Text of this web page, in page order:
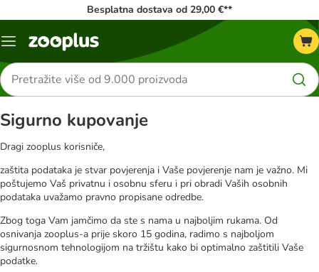
Besplatna dostava od 29,00 €**
Izbornik
Traži
proizvode
Sigurno kupovanje
Dragi zooplus korisniče,
zaštita podataka je stvar povjerenja i Vaše povjerenje nam je važno. Mi
poštujemo Vaš privatnu i osobnu sferu i pri obradi Vaših osobnih
podataka uvažamo pravno propisane odredbe.
Zbog toga Vam jamčimo da ste s nama u najboljim rukama. Od
osnivanja zooplus-a prije skoro 15 godina, radimo s najboljom
sigurnosnom tehnologijom na tržištu kako bi optimalno zaštitili Vaše
podatke.